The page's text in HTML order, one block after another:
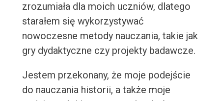
zrozumiała dla moich uczniów, dlatego
starałem się wykorzystywać
nowoczesne metody nauczania, takie jak
gry dydaktyczne czy projekty badawcze.
Jestem przekonany, że moje podejście
do nauczania historii, a także moje